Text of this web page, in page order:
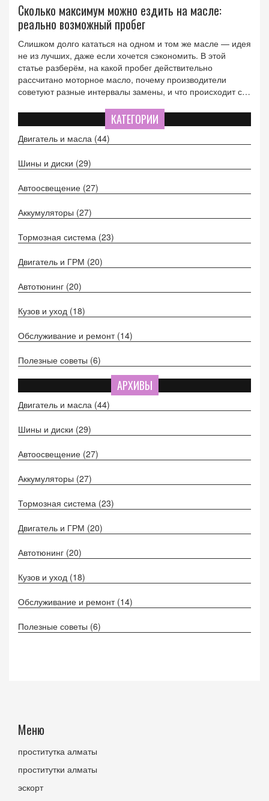
Сколько максимум можно ездить на масле:
реально возможный пробег
Слишком долго кататься на одном и том же масле — идея
не из лучших, даже если хочется сэкономить. В этой
статье разберём, на какой пробег действительно
рассчитано моторное масло, почему производители
советуют разные интервалы замены, и что происходит с
практические советы для тех, кто часто забывает следить
за состоянием масла и расскажу, как реально продлить
срок службы двигателя.
КАТЕГОРИИ
Двигатель и масла (44)
Шины и диски (29)
Автоосвещение (27)
Аккумуляторы (27)
Тормозная система (23)
Двигатель и ГРМ (20)
Автотюнинг (20)
Кузов и уход (18)
Обслуживание и ремонт (14)
Полезные советы (6)
АРХИВЫ
Двигатель и масла (44)
Шины и диски (29)
Автоосвещение (27)
Аккумуляторы (27)
Тормозная система (23)
Двигатель и ГРМ (20)
Автотюнинг (20)
Кузов и уход (18)
Обслуживание и ремонт (14)
Полезные советы (6)
Меню
проститутка алматы
проститутки алматы
эскорт